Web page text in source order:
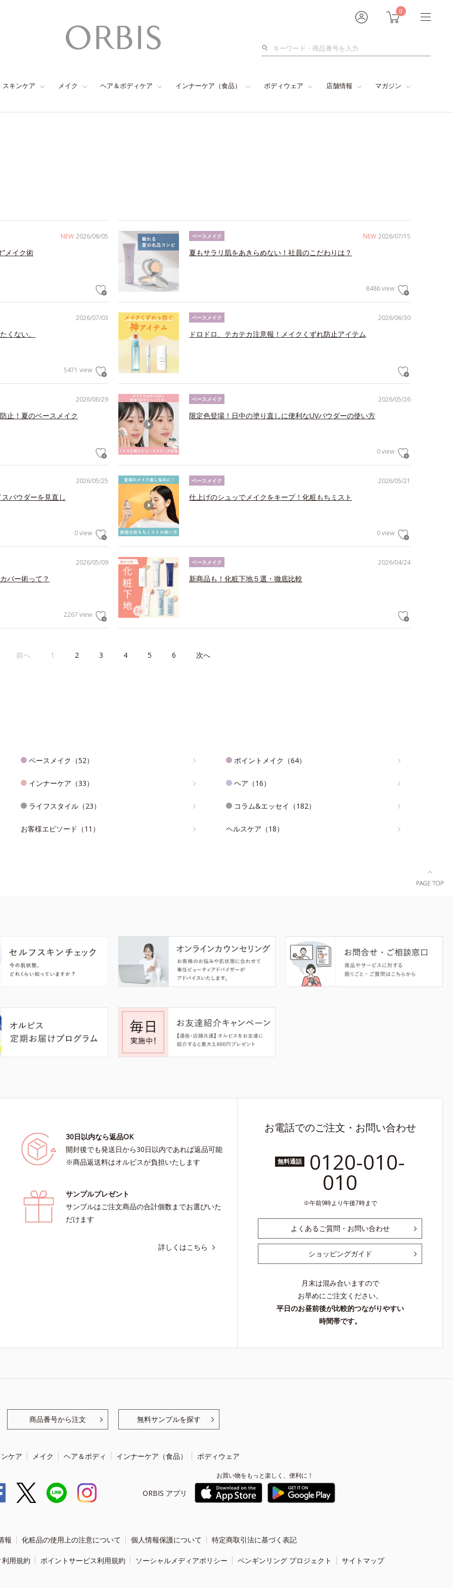
0
検
スキンケア メイク ヘア＆ボディケア インナーケア（食品） ボディウェア 店舗情報 マガジン
NEW 2026/08/05
メイク術
NEW 2026/07/15
ベースメイク
夏もサラリ肌をあきらめない！社員のこだわりは？
8486 view
2026/07/03
くない。
5471 view
2026/06/30
ベースメイク
ドロドロ、テカテカ注意報！メイクくずれ防止アイテム
2026/06/29
止！夏のベースメイク
2026/05/26
ベースメイク
限定色登場！日中の塗り直しに便利なUVパウダーの使い方
0 view
2026/05/25
パウダーを見直し
0 view
2026/05/21
ベースメイク
仕上げのシュッでメイクをキープ！化粧もちミスト
0 view
2026/05/09
バー術って？
2267 view
2026/04/24
ベースメイク
新商品も！化粧下地５選・徹底比較
前へ 1 2 3 4 5 6 次へ
ベースメイク（52） ポイントメイク（64）
インナーケア（33） ヘア（16）
ライフスタイル（23） コラム&エッセイ（182）
お客様エピソード（11） ヘルスケア（18）
30日以内なら返品OK
開封後でも発送日から30日以内であれば返品可能
※商品返送料はオルビスが負担いたします
サンプルプレゼント
サンプルはご注文商品の合計個数までお選びいた
だけます
詳しくはこちら
お電話でのご注文・お問い合わせ
無料通話 0120-010-
010
午前9時より午後7時まで
よくあるご質問・お問い合わせ
ショッピングガイド
月末は混み合いますので
お早めにご注文ください。
平日のお昼前後が比較的つながりやすい
時間帯です。
商品番号から注文 無料サンプルを探す
ケア メイク ヘア＆ボディ インナーケア（食品） ボディウェア
ORBIS アプリ
お買い物をもっと楽しく、便利に！
報 化粧品の使用上の注意について 個人情報保護について 特定商取引法に基づく表記
用規約 ポイントサービス利用規約 ソーシャルメディアポリシー ペンギンリング プロジェクト サイトマップ